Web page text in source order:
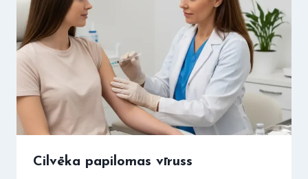
Cilvēka papilomas vīruss